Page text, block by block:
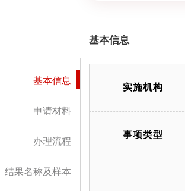
基本信息
申请材料
办理流程
结果名称及样本
基本信息
实施机构
事项类型